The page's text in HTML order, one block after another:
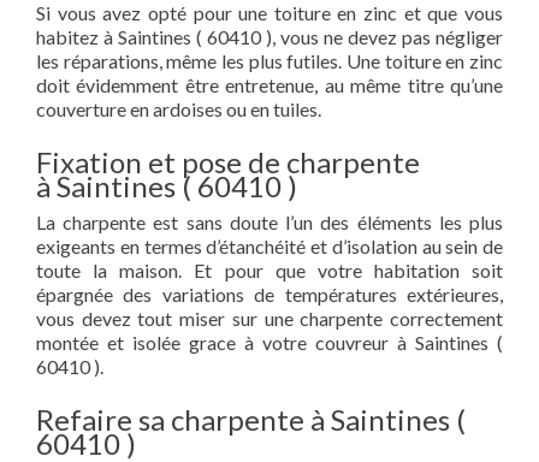
Si vous avez opté pour une toiture en zinc et que vous
habitez à Saintines ( 60410 ), vous ne devez pas négliger
les réparations, même les plus futiles. Une toiture en zinc
doit évidemment être entretenue, au même titre qu’une
couverture en ardoises ou en tuiles.
Fixation et pose de charpente
à Saintines ( 60410 )
La charpente est sans doute l’un des éléments les plus
exigeants en termes d’étanchéité et d’isolation au sein de
toute la maison. Et pour que votre habitation soit
épargnée des variations de températures extérieures,
vous devez tout miser sur une charpente correctement
montée et isolée grace à votre couvreur à Saintines (
60410 ).
Refaire sa charpente à Saintines (
60410 )